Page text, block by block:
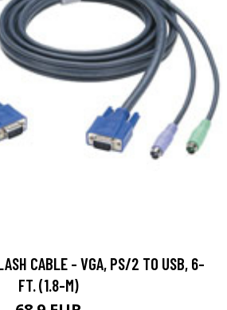
CABLE - VGA, PS/2 TO USB, 6-
FT. (1.8-M)